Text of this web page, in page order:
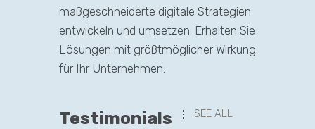
maßgeschneiderte digitale Strategien
entwickeln und umsetzen. Erhalten Sie
Lösungen mit größtmöglicher Wirkung
für Ihr Unternehmen.
Testimonials SEE ALL